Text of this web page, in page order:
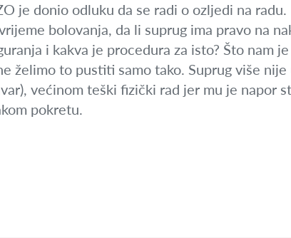
je donio odluku da se radi o ozljedi na radu.
bolovanja, da li suprug ima pravo na
i kakva je procedura za isto? Što nam
želimo to pustiti samo tako. Suprug više
većinom teški fizički rad jer mu je napor
pokretu.